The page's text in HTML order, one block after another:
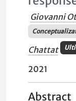
Giovanni
Chattat
2021
Abstract